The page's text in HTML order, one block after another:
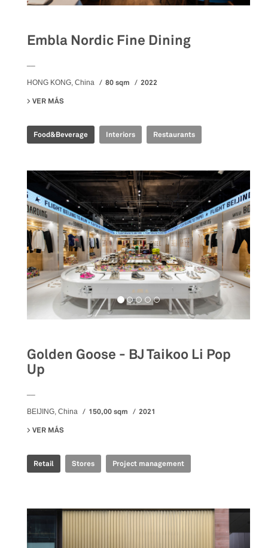
Embla Nordic Fine Dining
HONG KONG, China 80 sqm
2022
VER MÁS
Food&Beverage Interiors Restaurants
Golden Goose - BJ Taikoo Li Pop
Up
BEIJING, China 150,00 sqm
2021
VER MÁS
Retail Stores Project management